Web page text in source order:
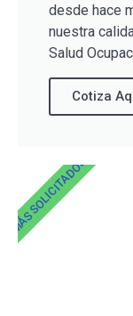
desde hace
nuestra
Salud
Cotiza
MÁS SOLICITADOS